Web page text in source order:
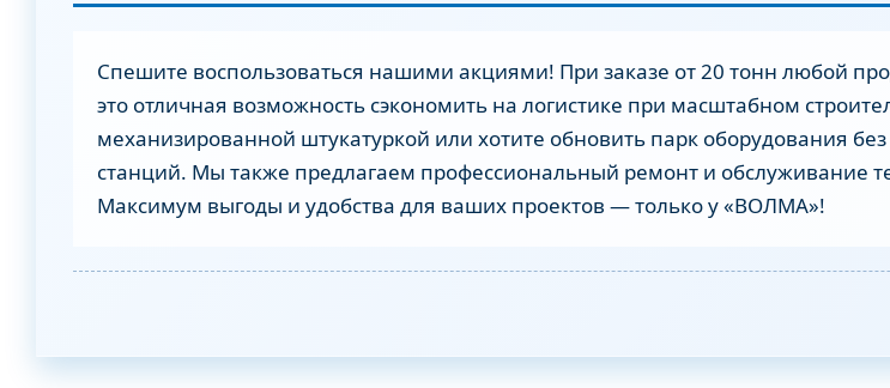
Спешите воспользоваться нашими акциями! При заказе от 20 тонн любой
это отличная возможность сэкономить на логистике при масштабном
механизированной штукатуркой или хотите обновить парк оборудования
станций. Мы также предлагаем профессиональный ремонт и обслуживание
Максимум выгоды и удобства для ваших проектов — только у «ВОЛМА»!